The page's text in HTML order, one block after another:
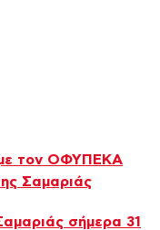
τον ΟΦΥΠΕΚΑ
Σαμαριάς
σήμερα 31